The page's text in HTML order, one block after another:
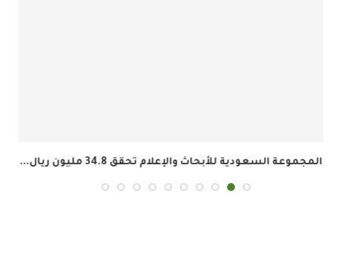
المجموعة السعودية للأبحاث والإعلام تحقق 34.8 مليون ريال...